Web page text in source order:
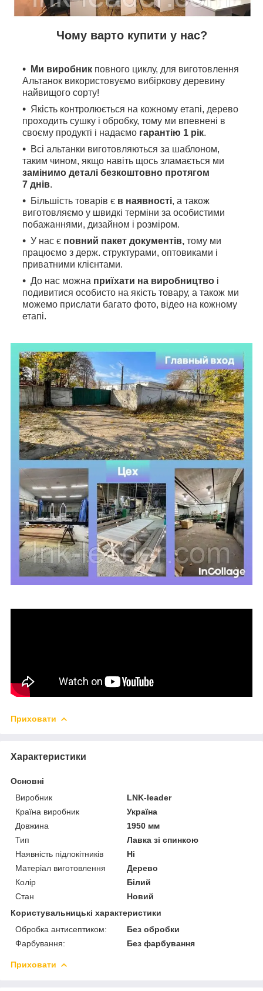
Чому варто купити у нас?
Ми виробник повного циклу, для виготовлення
Альтанок використовуємо вибіркову деревину
найвищого сорту!
Якість контролюється на кожному етапі, дерево
проходить сушку і обробку, тому ми впевнені в
своєму продукті і надаємо гарантію 1 рік.
Всі альтанки виготовляються за шаблоном,
таким чином, якщо навіть щось зламається ми
замінимо деталі безкоштовно протягом
7 днів.
Більшість товарів є в наявності, а також
виготовляємо у швидкі терміни за особистими
побажаннями, дизайном і розміром.
У нас є повний пакет документів, тому ми
працюємо з держ. структурами, оптовиками і
приватними клієнтами.
До нас можна приїхати на виробництво і
подивитися особисто на якість товару, а також ми
можемо прислати багато фото, відео на кожному
етапі.
Приховати
Характеристики
Основні
Виробник
LNK-leader
Країна виробник
Україна
Довжина
1950 мм
Тип
Лавка зі спинкою
Наявність підлокітників
Ні
Матеріал виготовлення
Дерево
Колір
Білий
Стан
Новий
Користувальницькі характеристики
Обробка антисептиком:
Без обробки
Фарбування:
Без фарбування
Приховати